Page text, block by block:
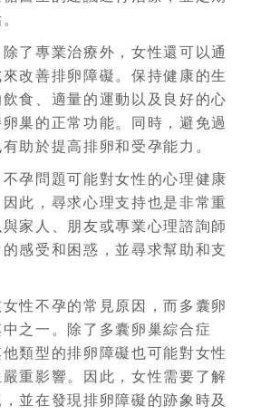
了專業治療外，女性還可以通
改善排卵障礙。保持健康的生
食、適量的運動以及良好的心
巢的正常功能。同時，避免過
助於提高排卵和受孕能力。
孕問題可能對女性的心理健康
此，尋求心理支持也是非常重
家人、朋友或專業心理諮詢師
感受和困惑，並尋求幫助和支
性不孕的常見原因，而多囊卵
之一。除了多囊卵巢綜合症
類型的排卵障礙也可能對女性
重影響。因此，女性需要了解
並在發現排卵障礙的跡象時及